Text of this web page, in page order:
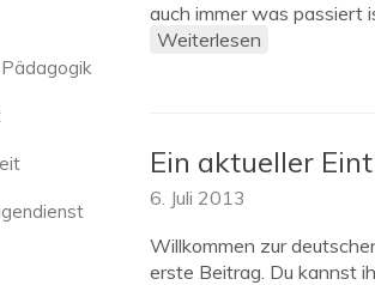
auch immer was passiert
Weiterlesen
Ein aktueller
6. Juli 2013
Willkommen zur
erste Beitrag. Du kannst